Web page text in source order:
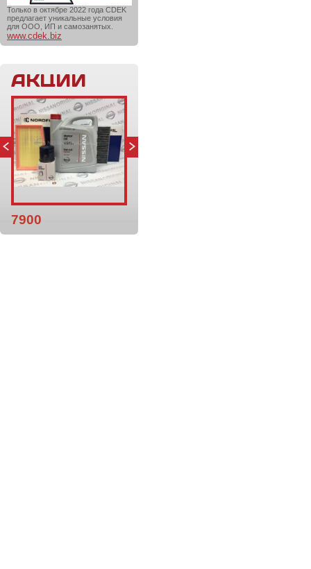
Только в октябре 2022 года CDEK
предлагает уникальные условия
для ООО, ИП и самозанятых.
www.cdek.biz
АКЦИИ
7900